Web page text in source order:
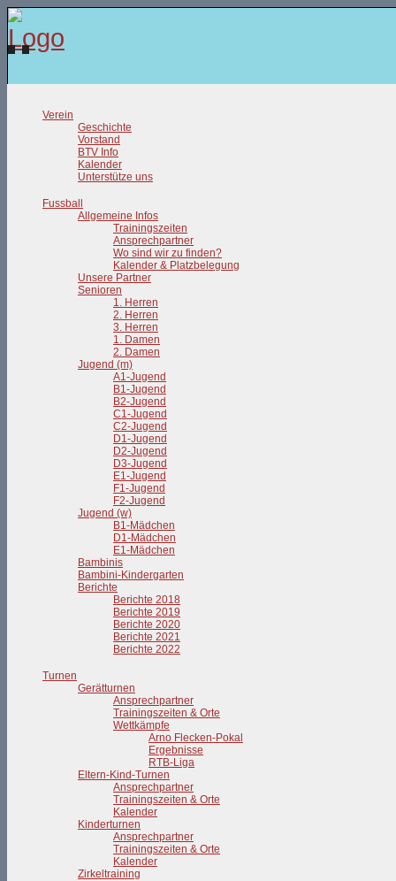
Verein
Geschichte
Vorstand
BTV Info
Kalender
Unterstütze uns
Fussball
Allgemeine Infos
Trainingszeiten
Ansprechpartner
Wo sind wir zu finden?
Kalender & Platzbelegung
Unsere Partner
Senioren
1. Herren
2. Herren
3. Herren
1. Damen
2. Damen
Jugend (m)
A1-Jugend
B1-Jugend
B2-Jugend
C1-Jugend
C2-Jugend
D1-Jugend
D2-Jugend
D3-Jugend
E1-Jugend
F1-Jugend
F2-Jugend
Jugend (w)
B1-Mädchen
D1-Mädchen
E1-Mädchen
Bambinis
Bambini-Kindergarten
Berichte
Berichte 2018
Berichte 2019
Berichte 2020
Berichte 2021
Berichte 2022
Turnen
Gerätturnen
Ansprechpartner
Trainingszeiten & Orte
Wettkämpfe
Arno Flecken-Pokal
Ergebnisse
RTB-Liga
Eltern-Kind-Turnen
Ansprechpartner
Trainingszeiten & Orte
Kalender
Kinderturnen
Ansprechpartner
Trainingszeiten & Orte
Kalender
Zirkeltraining